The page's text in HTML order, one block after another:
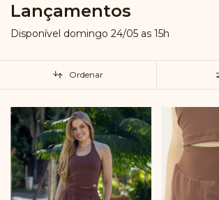
Lançamentos
Disponível domingo 24/05 as 15h
Ordenar